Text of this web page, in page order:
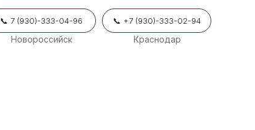
📞 7 (930)-333-04-96
Новороссийск
📞 +7 (930)-333-02-94
Краснодар